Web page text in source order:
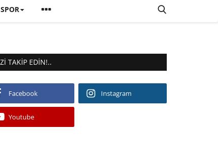
SPOR
TAKIP EDIN!..
Facebook Instagram
Youtube